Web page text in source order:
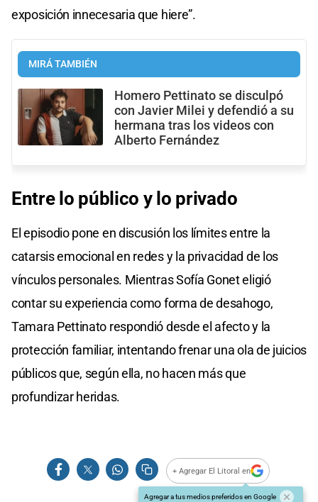
exposición innecesaria que hiere”.
MIRÁ TAMBIÉN
Homero Pettinato se disculpó
con Javier Milei y defendió a su
hermana tras los videos con
Alberto Fernández
Entre lo público y lo privado
El episodio pone en discusión los límites entre la
catarsis emocional en redes y la privacidad de los
vínculos personales. Mientras Sofía Gonet eligió
contar su experiencia como forma de desahogo,
Tamara Pettinato respondió desde el afecto y la
protección familiar, intentando frenar una ola de juicios
públicos que, según ella, no hacen más que
profundizar heridas.
+ Agregar El Litoral en
Agregar a tus medios preferidos en Google